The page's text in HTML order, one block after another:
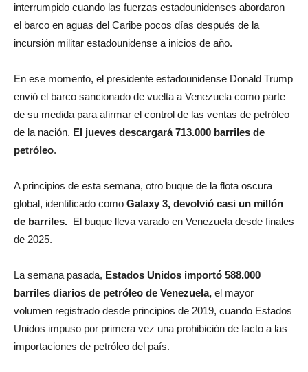
interrumpido cuando las fuerzas estadounidenses abordaron
el barco en aguas del Caribe pocos días después de la
incursión militar estadounidense a inicios de año.
En ese momento, el presidente estadounidense Donald Trump
envió el barco sancionado de vuelta a Venezuela como parte
de su medida para afirmar el control de las ventas de petróleo
de la nación. El jueves descargará 713.000 barriles de
petróleo.
A principios de esta semana, otro buque de la flota oscura
global, identificado como Galaxy 3, devolvió casi un millón
de barriles. El buque lleva varado en Venezuela desde finales
de 2025.
La semana pasada, Estados Unidos importó 588.000
barriles diarios de petróleo de Venezuela, el mayor
volumen registrado desde principios de 2019, cuando Estados
Unidos impuso por primera vez una prohibición de facto a las
importaciones de petróleo del país.